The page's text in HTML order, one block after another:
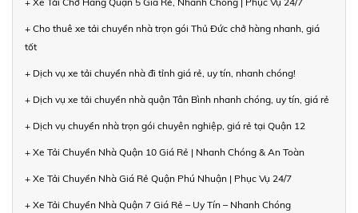
+ Cho thuê xe tải chuyển nhà trọn gói Thủ Đức chở hàng nhanh, giá
tốt
+ Dịch vụ xe tải chuyển nhà đi tỉnh giá rẻ, uy tín, nhanh chóng!
+ Dịch vụ xe tải chuyển nhà quận Tân Bình nhanh chóng, uy tín, giá rẻ
+ Dịch vụ chuyển nhà trọn gói chuyên nghiệp, giá rẻ tại Quận 12
+ Xe Tải Chuyển Nhà Quận 10 Giá Rẻ | Nhanh Chóng & An Toàn
+ Xe Tải Chuyển Nhà Giá Rẻ Quận Phú Nhuận | Phục Vụ 24/7
+ Xe Tải Chuyển Nhà Quận 7 Giá Rẻ – Uy Tín – Nhanh Chóng